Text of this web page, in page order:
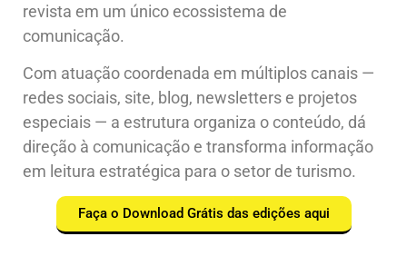
revista em um único ecossistema de
comunicação.
Com atuação coordenada em múltiplos canais —
redes sociais, site, blog, newsletters e projetos
especiais — a estrutura organiza o conteúdo, dá
direção à comunicação e transforma informação
em leitura estratégica para o setor de turismo.
Faça o Download Grátis das edições aqui